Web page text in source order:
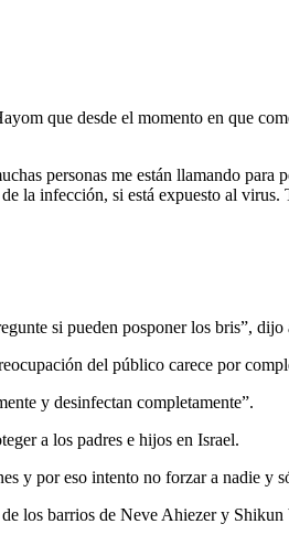
que desde el momento en que
personas me están llamando para
la infección, si está expuesto al virus.
si pueden posponer los bris”,
del público carece por
y desinfectan completamente”.
a los padres e hijos en Israel.
y por eso intento no forzar a nadie y
los barrios de Neve Ahiezer y